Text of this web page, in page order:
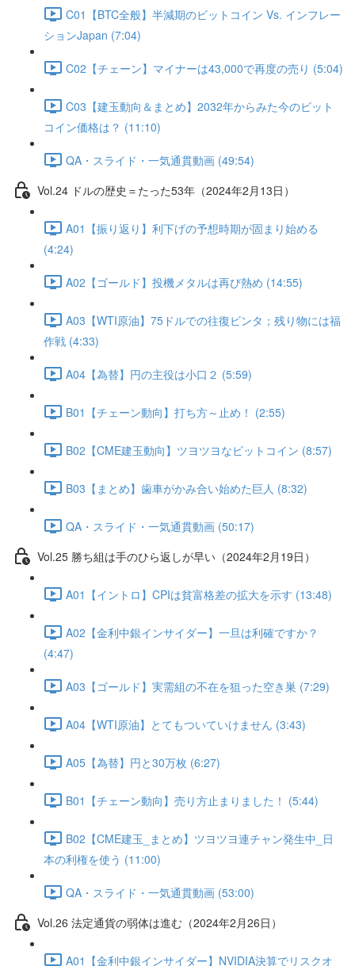
C01【BTC全般】半減期のビットコイン Vs. インフレー
ションJapan (7:04)
C02【チェーン】マイナーは43,000で再度の売り (5:04)
C03【建玉動向＆まとめ】2032年からみた今のビット
コイン価格は？ (11:10)
QA・スライド・一気通貫動画 (49:54)
Vol.24 ドルの歴史＝たった53年（2024年2月13日）
A01【振り返り】利下げの予想時期が固まり始める
(4:24)
A02【ゴールド】投機メタルは再び熱め (14:55)
A03【WTI原油】75ドルでの往復ビンタ；残り物には福
作戦 (4:33)
A04【為替】円の主役は小口２ (5:59)
B01【チェーン動向】打ち方～止め！ (2:55)
B02【CME建玉動向】ツヨツヨなビットコイン (8:57)
B03【まとめ】歯車がかみ合い始めた巨人 (8:32)
QA・スライド・一気通貫動画 (50:17)
Vol.25 勝ち組は手のひら返しが早い（2024年2月19日）
A01【イントロ】CPIは貧富格差の拡大を示す (13:48)
A02【金利中銀インサイダー】一旦は利確ですか？
(4:47)
A03【ゴールド】実需組の不在を狙った空き巣 (7:29)
A04【WTI原油】とてもついていけません (3:43)
A05【為替】円と30万枚 (6:27)
B01【チェーン動向】売り方止まりました！ (5:44)
B02【CME建玉_まとめ】ツヨツヨ連チャン発生中_日
本の利権を使う (11:00)
QA・スライド・一気通貫動画 (53:00)
Vol.26 法定通貨の弱体は進む（2024年2月26日）
A01【金利中銀インサイダー】NVIDIA決算でリスクオ